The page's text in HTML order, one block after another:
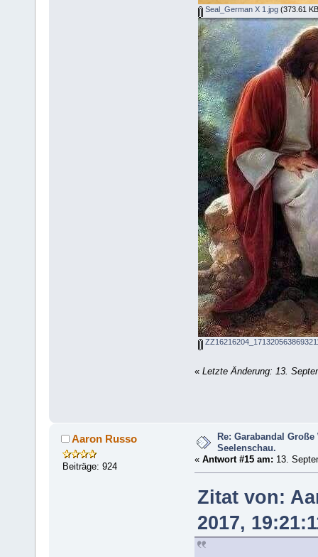
Seal_German X 1.jpg (373.61
« Letzte Änderung: 13.
Aaron Russo
Beiträge: 924
Re: Garabandal
Seelenschau.
« Antwort #15 am: 13.
Zitat von:
2017,